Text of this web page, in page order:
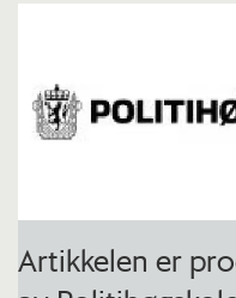
Artikkelen er